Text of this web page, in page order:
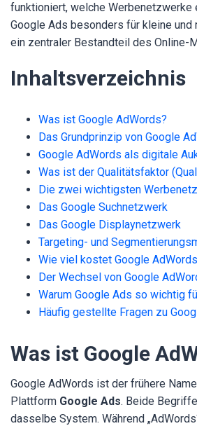
funktioniert, welche Werbenetzwerke
Google Ads besonders für kleine und
ein zentraler Bestandteil des Online-
Inhaltsverzeichnis
Was ist Google AdWords?
Das Grundprinzip von Google
Google AdWords als digitale
Was ist der Qualitätsfaktor
Die zwei wichtigsten
Das Google Suchnetzwerk
Das Google Displaynetzwerk
Targeting- und
Wie viel kostet Google
Der Wechsel von Google
Warum Google Ads so wichtig
Häufig gestellte Fragen zu
Was ist Google
Google AdWords ist der frühere
Plattform Google Ads. Beide
dasselbe System. Während